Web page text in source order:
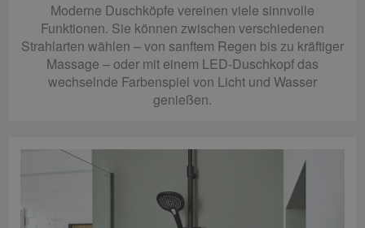
Moderne Duschköpfe vereinen viele sinnvolle
Funktionen. Sie können zwischen verschiedenen
Strahlarten wählen – von sanftem Regen bis zu kräftiger
Massage – oder mit einem LED-Duschkopf das
wechselnde Farbenspiel von Licht und Wasser
genießen.